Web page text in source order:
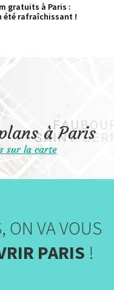
gratuits à Paris :
été rafraîchissant !
à Paris
sur la carte
ON VA VOUS
PARIS !